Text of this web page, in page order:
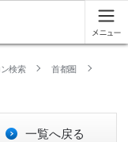
検索
首都圏
一覧へ戻る